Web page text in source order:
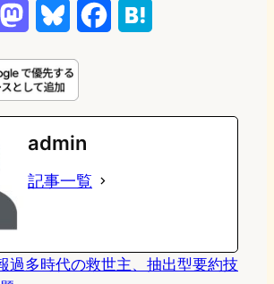
s
t
o
d
n
u
e
s
k
e
k
e
admin
記事一覧
過多時代の救世主、抽出型要約技